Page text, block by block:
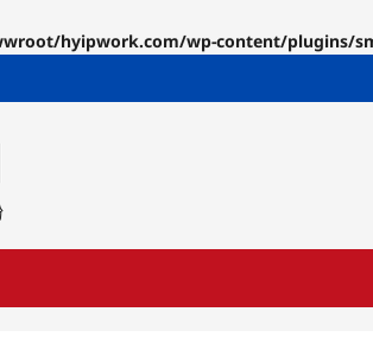
hyipwork.com/wp-content/plugins/